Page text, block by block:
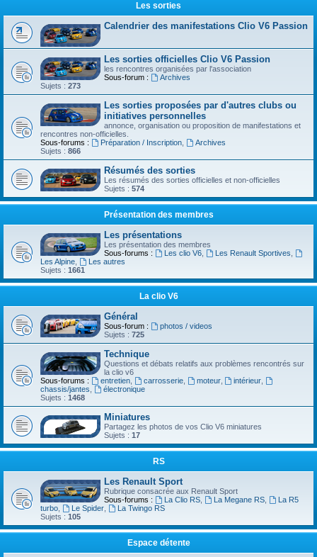
Les sorties
Calendrier des manifestations Clio V6 Passion
Les sorties officielles Clio V6 Passion
les rencontres organisées par l'association
Sous-forum :
Archives
Sujets : 273
Les sorties proposées par d'autres clubs ou
initiatives personnelles
annonce, organisation ou proposition de manifestations et
rencontres non-officielles.
Sous-forums :
Préparation / Inscription,
Archives
Sujets : 866
Résumés des sorties
Les résumés des sorties officielles et non-officielles
Sujets : 574
Présentation des membres
Les présentations
Les présentation des membres
Sous-forums :
Les clio V6, Les Renault Sportives,
Les Alpine,
Les autres
Sujets : 1661
La clio V6
Général
Sous-forum :
photos / videos
Sujets : 725
Technique
Questions et débats relatifs aux problèmes rencontrés sur
la clio v6
Sous-forums :
entretien, carrosserie, moteur, intérieur,
chassis/jantes,
électronique
Sujets : 1468
Miniatures
Partagez les photos de vos Clio V6 miniatures
Sujets : 17
RS
Les Renault Sport
Rubrique consacrée aux Renault Sport
Sous-forums :
La Clio RS, La Megane RS,
La R5
turbo, Le Spider,
La Twingo RS
Sujets : 105
Espace détente